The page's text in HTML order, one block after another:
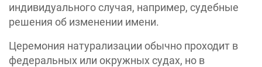
индивидуального случая, например, судебные
решения об изменении имени.
Церемония натурализации обычно проходит в
федеральных или окружных судах, но в